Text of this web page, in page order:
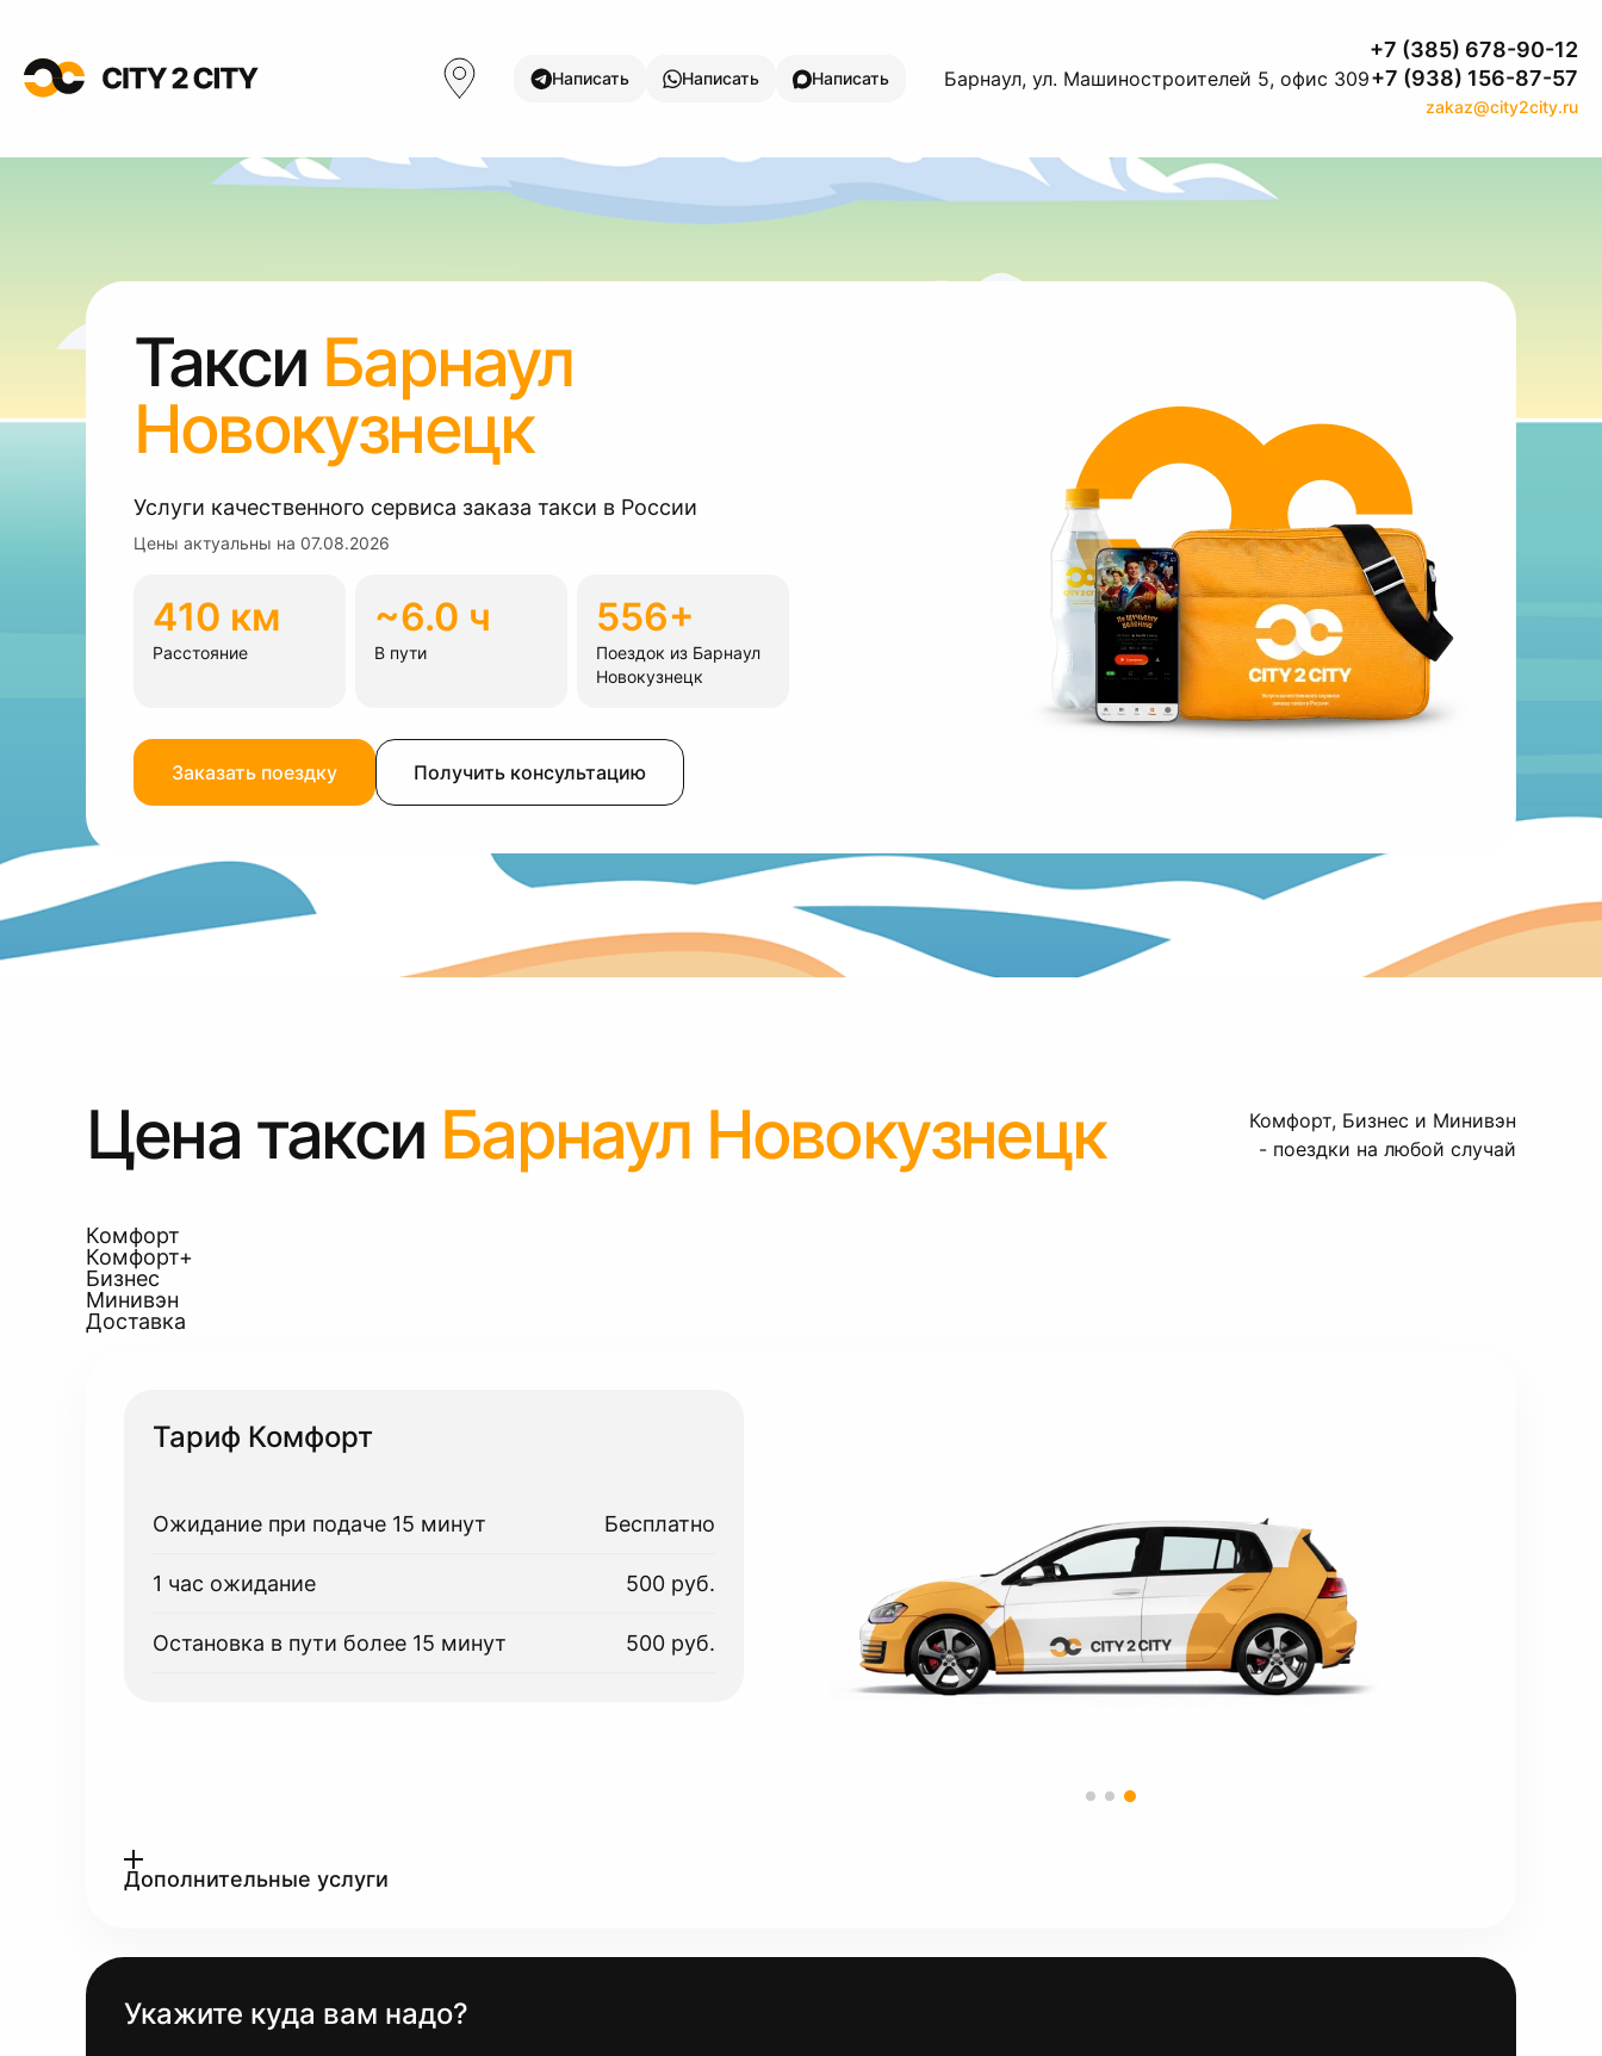
Написать Написать Написать Барнаул, ул. Машиностроителей 5, офис 309
+7 (385) 678-90-12
+7 (938) 156-87-57
zakaz@city2city.ru
Такси Барнаул
Новокузнецк
Услуги качественного сервиса заказа такси в России
Цены актуальны на 07.08.2026
410 км
Расстояние
~6.0 ч
В пути
556+
Поездок из Барнаул
Новокузнецк
Заказать поездку Получить консультацию
Цена такси Барнаул Новокузнецк
Комфорт, Бизнес и Минивэн
- поездки на любой случай
Комфорт
Комфорт+
Бизнес
Минивэн
Доставка
Тариф Комфорт
Ожидание при подаче 15 минут Бесплатно
1 час ожидание 500 руб.
Остановка в пути более 15 минут 500 руб.
Дополнительные услуги
Укажите куда вам надо?